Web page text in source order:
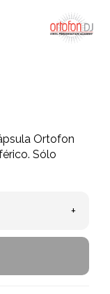
Ortofon
Sólo
+